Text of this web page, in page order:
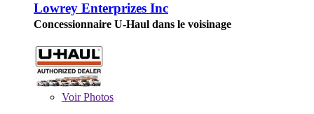
Lowrey Enterprizes Inc
Concessionnaire U-Haul dans le voisinage
VoirPhotos